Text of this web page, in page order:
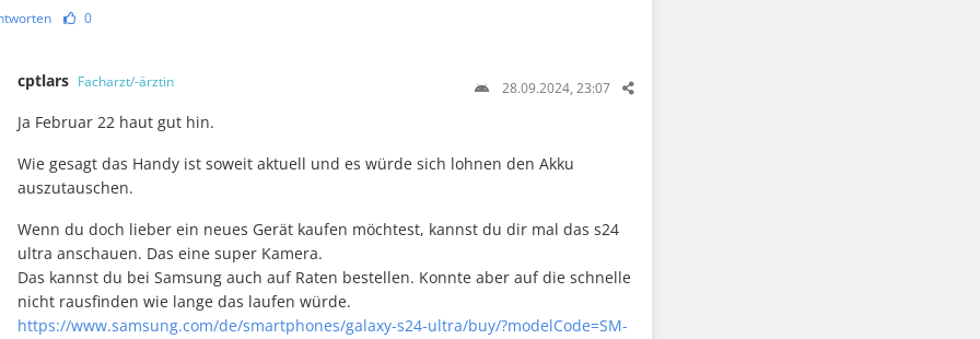
0
cptlars Facharzt/-ärztin 28.09.2024, 23:07
Ja Februar 22 haut gut hin.
Wie gesagt das Handy ist soweit aktuell und es würde sich lohnen den Akku
auszutauschen.
Wenn du doch lieber ein neues Gerät kaufen möchtest, kannst du dir mal das s24
ultra anschauen. Das eine super Kamera.
Das kannst du bei Samsung auch auf Raten bestellen. Konnte aber auf die schnelle
nicht rausfinden wie lange das laufen würde.
https://www.samsung.com/de/smartphones/galaxy-s24-ultra/buy/?modelCode=SM-